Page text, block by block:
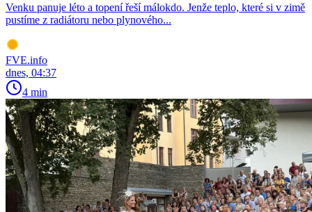
Venku panuje léto a topení řeší málokdo. Jenže teplo, které si v zimě
pustíme z radiátoru nebo plynového...
FVE.info
dnes, 04:37
4 min